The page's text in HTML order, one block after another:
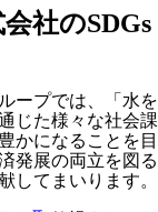
社のSDGs
ープでは、「水を
じた様々な社会課
かになることを目
発展の両立を図る
してまいります。